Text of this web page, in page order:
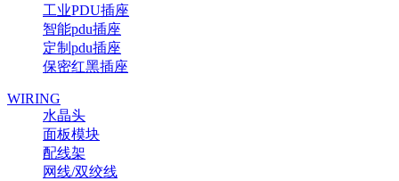
工业PDU插座
智能pdu插座
定制pdu插座
保密红黑插座
WIRING
水晶头
面板模块
配线架
网线/双绞线